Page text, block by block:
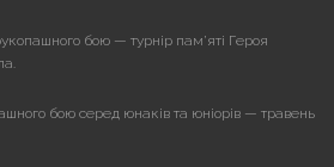
бою — турнір пам’яті Героя
бою серед юнаків та юніорів — травень